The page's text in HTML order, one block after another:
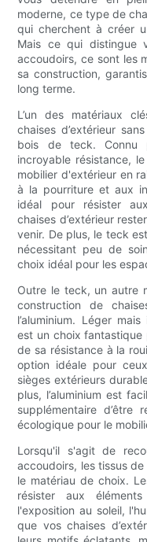
moderne, ce type de
qui cherchent à créer
Mais ce qui distingue
accoudoirs, ce sont les
sa construction,
long terme.
L’un des matériaux
chaises d’extérieur
bois de teck. Connu
incroyable résistance,
mobilier d'extérieur en
à la pourriture et aux
idéal pour résister
chaises d’extérieur
venir. De plus, le teck
nécessitant peu de
choix idéal pour les
Outre le teck, un autre
construction de
l’aluminium. Léger
est un choix fantastique
de sa résistance à la
option idéale pour
sièges extérieurs
plus, l’aluminium est
supplémentaire
écologique pour le
Lorsqu'il s'agit de
accoudoirs, les tissus
le matériau de choix.
résister aux
l'exposition au soleil,
que vos chaises